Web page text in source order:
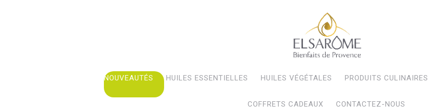
NOUVEAUTÉS HUILES ESSENTIELLES HUILES VÉGÉTALES PRODUITS CULINAIRES
COFFRETS CADEAUX CONTACTEZ-NOUS